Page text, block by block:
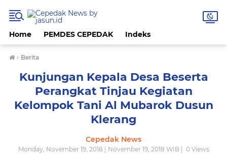
Home PEMDES CEPEDAK Indeks
› Berita
Kunjungan Kepala Desa Beserta
Perangkat Tinjau Kegiatan
Kelompok Tani Al Mubarok Dusun
Klerang
Cepedak News
Monday, November 19, 2018 | November 19, 2018 WIB | 0Views